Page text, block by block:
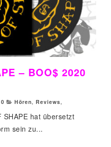
– BOO$ 2020
0 Hören, Reviews,
SHAPE hat übersetzt
sein zu...